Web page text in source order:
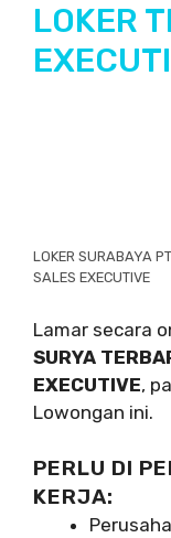
LOKER
LOKER SURABAYA
SALES EXECUTIVE
Lamar secara
SURYA
EXECUTIVE,
Lowongan ini.
PERLU DI
KERJA: